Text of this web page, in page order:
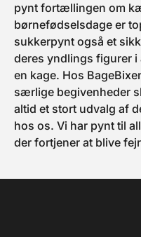
pynt fortællingen om
børnefødselsdage er
sukkerpynt også et
deres yndlings figurer i
en kage. Hos
særlige begivenheder
altid et stort udvalg af
hos os. Vi har pynt til
der fortjener at blive